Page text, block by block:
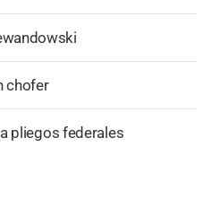
chofer
pliegos federales